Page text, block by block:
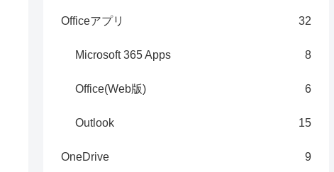
Officeアプリ 32
Microsoft 365 Apps 8
Office(Web版) 6
Outlook 15
OneDrive 9